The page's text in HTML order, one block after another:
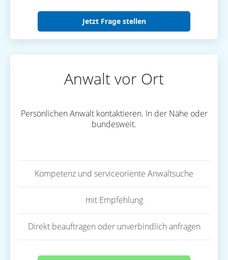
Jetzt Frage stellen
Anwalt vor Ort
Persönlichen Anwalt kontaktieren. In der Nähe oder
bundesweit.
Kompetenz und serviceoriente Anwaltsuche
mit Empfehlung
Direkt beauftragen oder unverbindlich anfragen